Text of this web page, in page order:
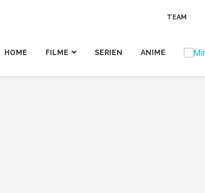
TEAM
HOME FILME SERIEN ANIME